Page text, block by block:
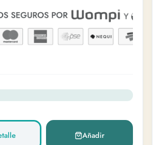
Cargando registro…
Añadir